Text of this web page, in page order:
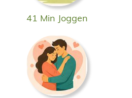
41 Min Joggen